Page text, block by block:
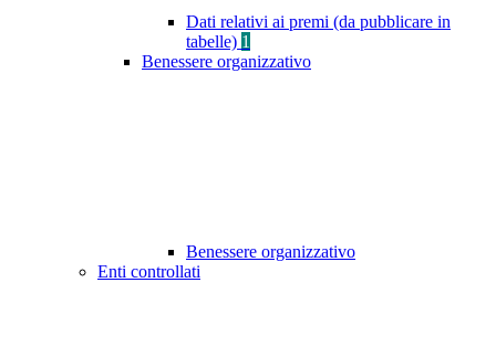
Dati relativi ai premi (da pubblicare in
tabelle) 1
Benessere organizzativo
Benessere organizzativo
Enti controllati